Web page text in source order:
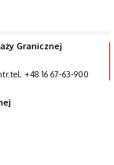
Granicznej
+48 16 67-63-900